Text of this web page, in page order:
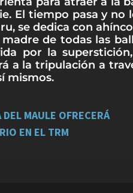
El tiempo pasa y
se dedica con
de todas las
por la
a la tripulación a
mismos.
MAULE OFRECERÁ
EN EL TRM